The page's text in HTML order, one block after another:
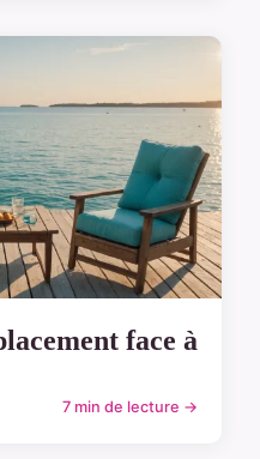
face à
7 min de lecture →